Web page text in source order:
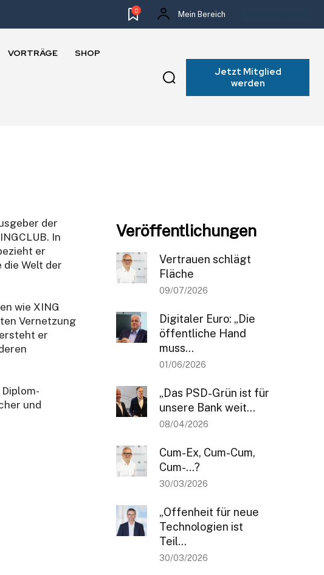
0 Mein Bereich
VORTRÄGE SHOP
Jetzt Mitglied
werden
der
In
er
die Welt der
wie XING
Vernetzung
er
und
Veröffentlichungen
Vertrauen schlägt
Fläche
09/07/2026
Digitaler Euro: „Die
öffentliche Hand
muss...
01/06/2026
„Das PSD-Grün ist für
unsere Bank weit...
08/04/2026
Cum-Ex, Cum-Cum,
Cum-…?
30/03/2026
„Offenheit für neue
Technologien ist
Teil...
30/03/2026